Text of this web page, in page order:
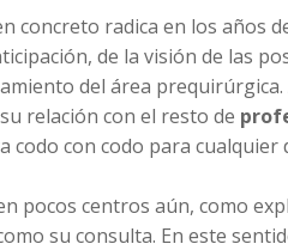
concreto radica en los años
de la visión de las
del área prequirúrgica.
relación con el resto de
codo con codo para cualquier
pocos centros aún, como
su consulta. En este